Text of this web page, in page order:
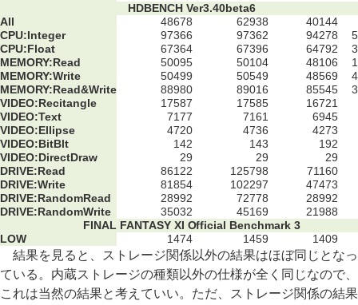
HDBENCH Ver3.40beta6
All
48678 62938
40144
CPU:Integer
97366 97362 94278
CPU:Float
67364 67396 64792
MEMORY:Read
50095 50104 48106
MEMORY:Write
50499 50549 48569
MEMORY:Read&Write
88980 89016 85545
VIDEO:Recitangle
17587 17585
16721
VIDEO:Text
7177 7161
6945
VIDEO:Ellipse
4720 4736
4273
VIDEO:BitBlt
142 143
192
VIDEO:DirectDraw
29 29
29
DRIVE:Read
86122 125798
71160
DRIVE:Write
81854 102297
47473
DRIVE:RandomRead
28992 72778
28992
DRIVE:RandomWrite
35032 45169
21988
FINAL FANTASY XI Official Benchmark 3
LOW
1474 1459 1409
結果を見ると、ストレージ関係以外の結果はほぼ同じとなっ
ている。内蔵ストレージの種類以外の仕様が全く同じなので、
これは当然の結果と考えていい。ただ、ストレージ関係の結果